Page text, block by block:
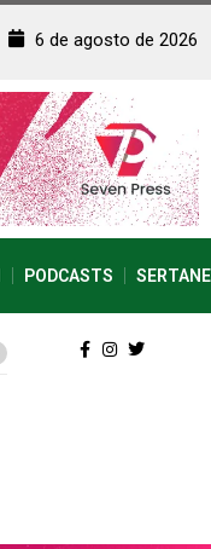
6 de agosto de 2026
PODCASTS